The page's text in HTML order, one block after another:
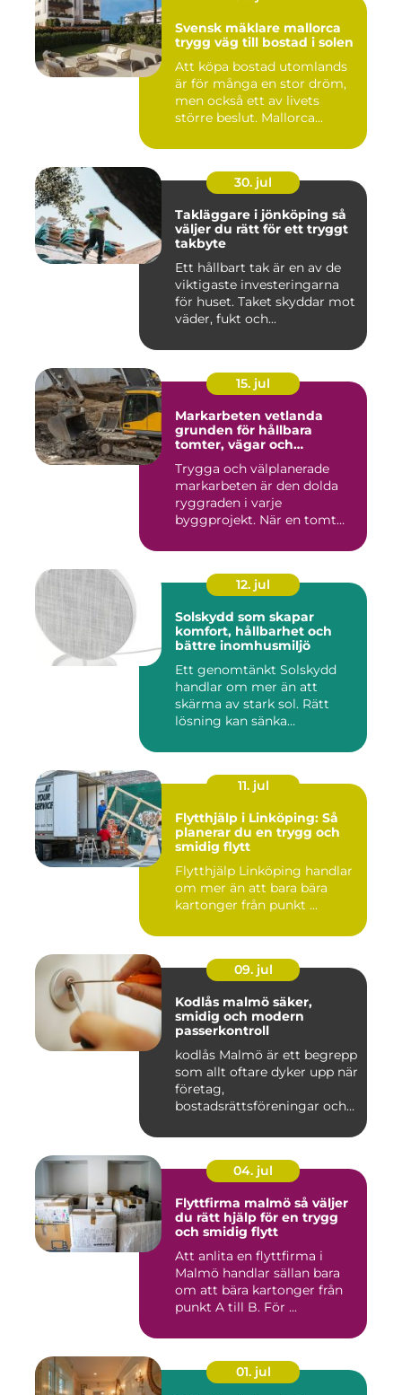
Svensk mäklare mallorca
trygg väg till bostad i solen
Att köpa bostad utomlands
är för många en stor dröm,
men också ett av livets
större beslut. Mallorca...
30. jul
Takläggare i jönköping så
väljer du rätt för ett tryggt
takbyte
Ett hållbart tak är en av de
viktigaste investeringarna
för huset. Taket skyddar mot
väder, fukt och...
15. jul
Markarbeten vetlanda
grunden för hållbara
tomter, vägar och
Trygga och välplanerade
markarbeten är den dolda
ryggraden i varje
byggprojekt. När en tomt
12. jul
Solskydd som skapar
komfort, hållbarhet och
bättre inomhusmiljö
Ett genomtänkt Solskydd
handlar om mer än att
skärma av stark sol. Rätt
lösning kan sänka
11. jul
Flytthjälp i Linköping: Så
planerar du en trygg och
smidig flytt
Flytthjälp Linköping handlar
om mer än att bara bära
kartonger från punkt ...
09. jul
Kodlås malmö säker,
smidig och modern
passerkontroll
kodlås Malmö är ett begrepp
som allt oftare dyker upp när
företag,
bostadsrättsföreningar och
04. jul
Flyttfirma malmö så väljer
du rätt hjälp för en trygg
och smidig flytt
Att anlita en flyttfirma i
Malmö handlar sällan bara
om att bära kartonger från
punkt A till B. För ...
01. jul